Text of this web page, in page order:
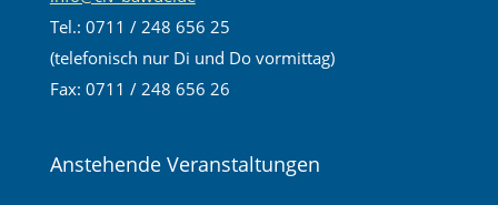
Tel.: 0711 / 248 656 25
(telefonisch nur Di und Do vormittag)
Fax: 0711 / 248 656 26
Anstehende Veranstaltungen